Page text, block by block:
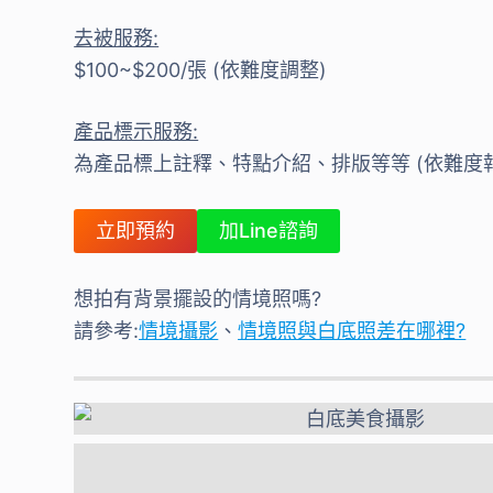
去被服務:
$100~$200/張 (依難度調整)
產品標示服務:
為產品標上註釋、特點介紹、排版等等 (依難度
立即預約 加Line諮詢
想拍有背景擺設的情境照嗎?
請參考:情境攝影 、情境照與白底照差在哪裡?